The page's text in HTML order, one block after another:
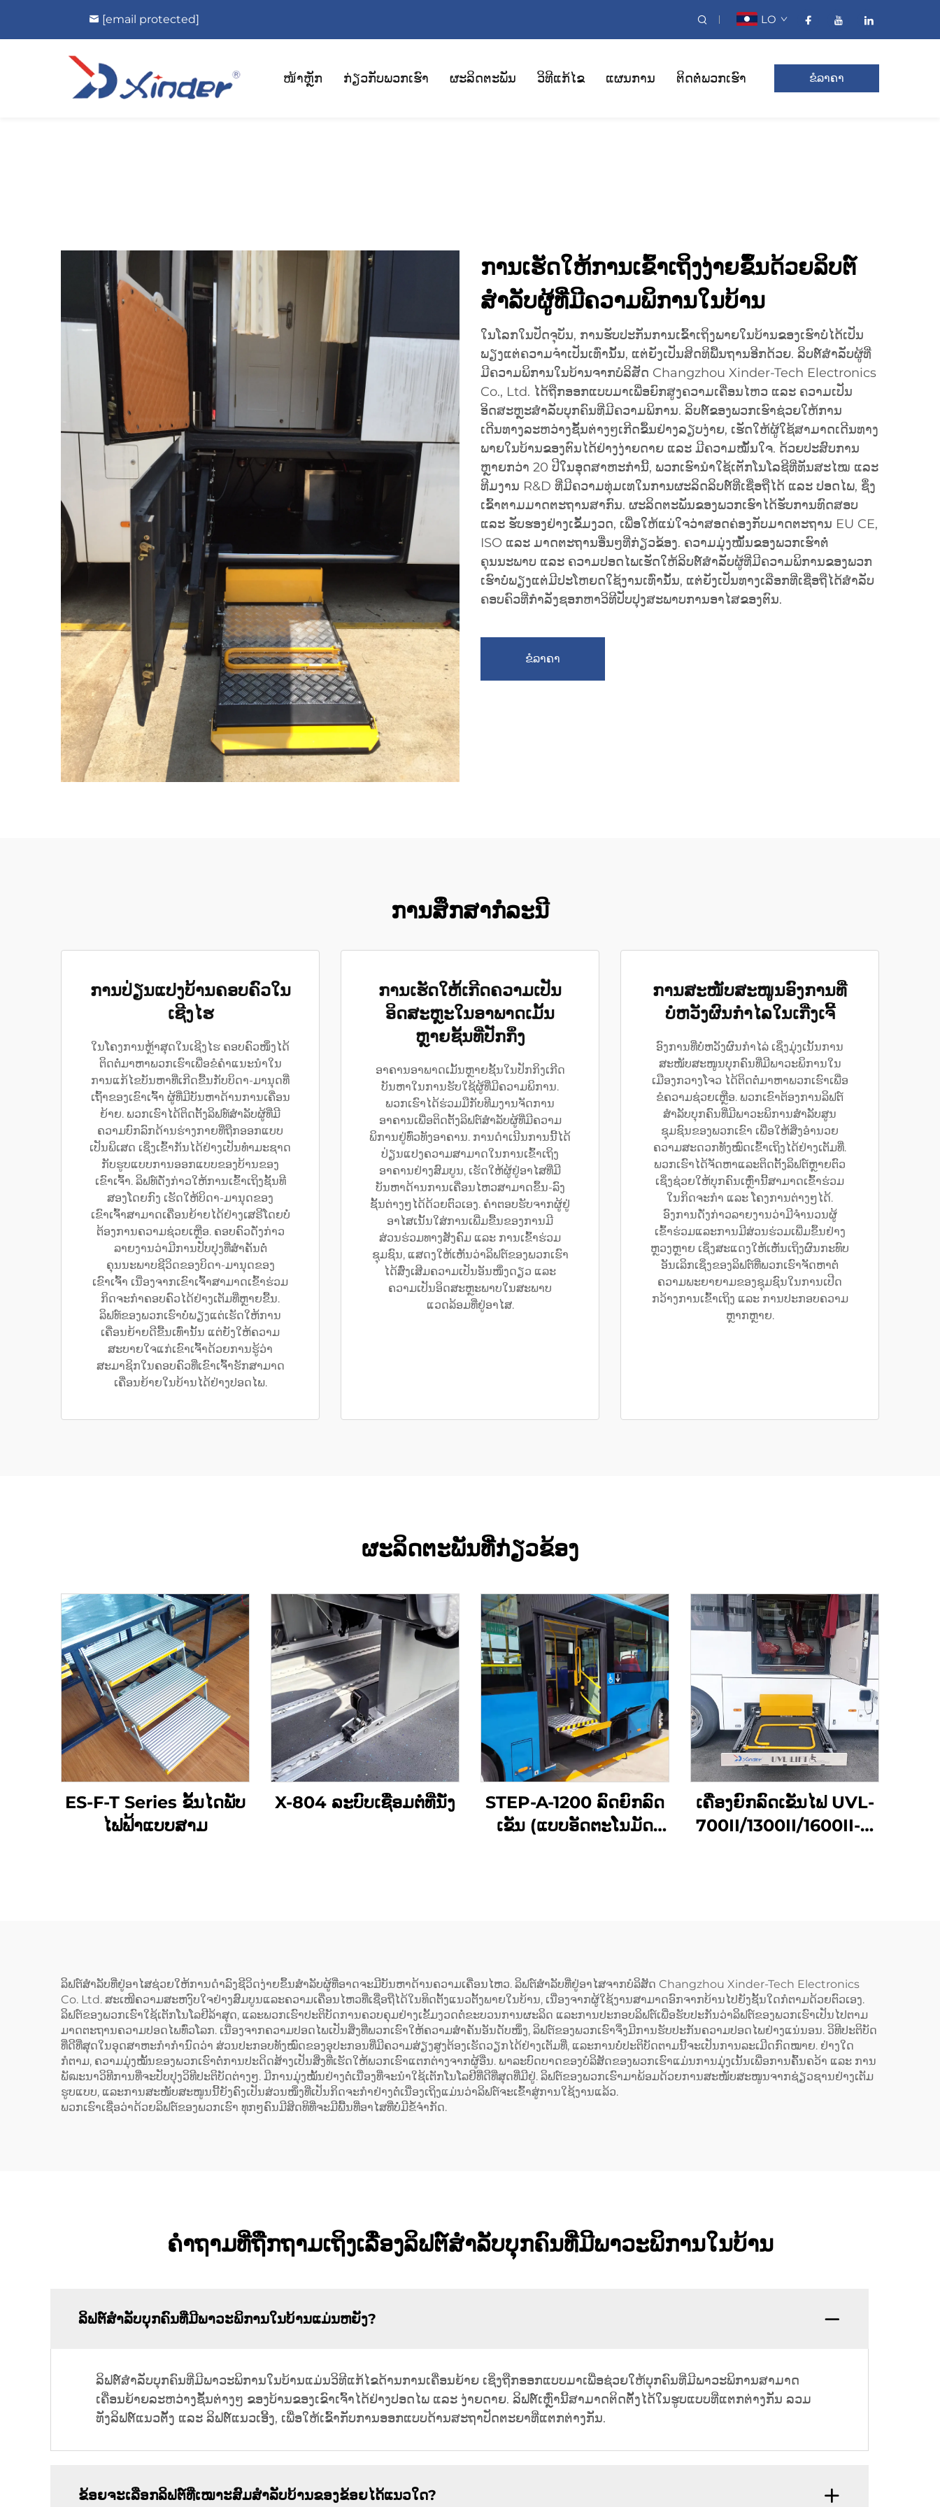
[email protected] LO
ໜ້າຫຼັກ ກ່ຽວກັບພວກເຮົາ ຜະລິດຕະພັນ ວິທີແກ້ໄຂ ແຜນການ ຕິດຕໍ່ພວກເຮົາ ຂໍລາຄາ
ການເຮັດໃຫ້ການເຂົ້າເຖິງງ່າຍຂຶ້ນດ້ວຍລິບຕ໌
ສຳລັບຜູ້ທີ່ມີຄວາມພິການໃນບ້ານ
ໃນໂລກໃນປັດຈຸບັນ, ການຮັບປະກັນການເຂົ້າເຖິງພາຍໃນບ້ານຂອງເຮົາບໍ່ໄດ້ເປັນ
ພຽງແຕ່ຄວາມຈຳເປັນເທົ່ານັ້ນ, ແຕ່ຍັງເປັນສິດທິພື້ນຖານອີກດ້ວຍ. ລິບຕ໌ສຳລັບຜູ້ທີ່
ມີຄວາມພິການໃນບ້ານຈາກບໍລິສັດ Changzhou Xinder-Tech Electronics
Co., Ltd. ໄດ້ຖືກອອກແບບມາເພື່ອຍົກສູງຄວາມເຄື່ອນໄຫວ ແລະ ຄວາມເປັນ
ອິດສະຫຼະສຳລັບບຸກຄົນທີ່ມີຄວາມພິການ. ລິບຕ໌ຂອງພວກເຮົາຊ່ວຍໃຫ້ການ
ເດີນທາງລະຫວ່າງຊັ້ນຕ່າງໆເກີດຂຶ້ນຢ່າງລຽບງ່າຍ, ເຮັດໃຫ້ຜູ້ໃຊ້ສາມາດເດີນທາງ
ພາຍໃນບ້ານຂອງຕົນໄດ້ຢ່າງງ່າຍດາຍ ແລະ ມີຄວາມໝັ້ນໃຈ. ດ້ວຍປະສົບການ
ຫຼາຍກວ່າ 20 ປີໃນອຸດສາຫະກຳນີ້, ພວກເຮົານຳໃຊ້ເຕັກໂນໂລຊີທີ່ທັນສະໄໝ ແລະ
ທີມງານ R&D ທີ່ມີຄວາມທຸ່ມເທໃນການຜະລິດລິບຕ໌ທີ່ເຊື່ອຖືໄດ້ ແລະ ປອດໄພ, ຊຶ່ງ
ເຂົ້າຕາມມາດຕະຖານສາກົນ. ຜະລິດຕະພັນຂອງພວກເຮົາໄດ້ຮັບການທົດສອບ
ແລະ ຮັບຮອງຢ່າງເຂັ້ມງວດ, ເພື່ອໃຫ້ແນ່ໃຈວ່າສອດຄ່ອງກັບມາດຕະຖານ EU CE,
ISO ແລະ ມາດຕະຖານອື່ນໆທີ່ກ່ຽວຂ້ອງ. ຄວາມມຸ່ງໝັ້ນຂອງພວກເຮົາຕໍ່
ຄຸນນະພາບ ແລະ ຄວາມປອດໄພເຮັດໃຫ້ລິບຕ໌ສຳລັບຜູ້ທີ່ມີຄວາມພິການຂອງພວກ
ເຮົາບໍ່ພຽງແຕ່ມີປະໂຫຍດໃຊ້ງານເທົ່ານັ້ນ, ແຕ່ຍັງເປັນທາງເລືອກທີ່ເຊື່ອຖືໄດ້ສຳລັບ
ຄອບຄົວທີ່ກຳລັງຊອກຫາວິທີປັບປຸງສະພາບການອາໄສຂອງຕົນ.
ຂໍລາຄາ
ການສຶກສາກໍລະນີ
ການປ່ຽນແປງບ້ານຄອບຄົວໃນ
ເຊີງໄຮ
ໃນໂຄງການຫຼ້າສຸດໃນເຊີງໄຮ ຄອບຄົວໜຶ່ງໄດ້
ຕິດຕໍ່ມາຫາພວກເຮົາເພື່ອຂໍຄຳແນະນຳໃນ
ການແກ້ໄຂບັນຫາທີ່ເກີດຂື້ນກັບບິດາ-ມານຸດທີ່
ເຖົ້າຂອງເຂົາເຈົ້າ ຜູ້ທີ່ມີບັນຫາດ້ານການເຄື່ອນ
ຍ້າຍ. ພວກເຮົາໄດ້ຕິດຕັ້ງລິຟທ໌ສຳລັບຜູ້ທີ່ມີ
ຄວາມບົກລົກດ້ານຮ່າງກາຍທີ່ຖືກອອກແບບ
ເປັນພິເສດ ເຊິ່ງເຂົ້າກັນໄດ້ຢ່າງເປັນທຳມະຊາດ
ກັບຮູບແບບການອອກແບບຂອງບ້ານຂອງ
ເຂົາເຈົ້າ. ລິຟທ໌ດັ່ງກ່າວໃຫ້ການເຂົ້າເຖິງຊັ້ນທີ
ສອງໂດຍກົງ ເຮັດໃຫ້ບິດາ-ມານຸດຂອງ
ເຂົາເຈົ້າສາມາດເຄື່ອນຍ້າຍໄດ້ຢ່າງເສຣີໂດຍບໍ່
ຕ້ອງການຄວາມຊ່ວຍເຫຼືອ. ຄອບຄົວດັ່ງກ່າວ
ລາຍງານວ່າມີການປັບປຸງທີ່ສຳຄັນຕໍ່
ຄຸນນະພາບຊີວິດຂອງບິດາ-ມານຸດຂອງ
ເຂົາເຈົ້າ ເນື່ອງຈາກເຂົາເຈົ້າສາມາດເຂົ້າຮ່ວມ
ກິດຈະກຳຄອບຄົວໄດ້ຢ່າງເຕັມທີ່ຫຼາຍຂື້ນ.
ລິຟທ໌ຂອງພວກເຮົາບໍ່ພຽງແຕ່ເຮັດໃຫ້ການ
ເຄື່ອນຍ້າຍດີຂື້ນເທົ່ານັ້ນ ແຕ່ຍັງໃຫ້ຄວາມ
ສະບາຍໃຈແກ່ເຂົາເຈົ້າດ້ວຍການຮູ້ວ່າ
ສະມາຊິກໃນຄອບຄົວທີ່ເຂົາເຈົ້າຮັກສາມາດ
ເຄື່ອນຍ້າຍໃນບ້ານໄດ້ຢ່າງປອດໄພ.
ການເຮັດໃຫ້ເກີດຄວາມເປັນ
ອິດສະຫຼະໃນອາພາດເມັ້ນ
ຫຼາຍຊັ້ນທີ່ປັກກິ່ງ
ອາຄານອາພາດເມັ້ນຫຼາຍຊັ້ນໃນປັກກິງເກີດ
ບັນຫາໃນການຮັບໃຊ້ຜູ້ທີ່ມີຄວາມພິການ.
ພວກເຮົາໄດ້ຮ່ວມມືກັບທີມງານຈັດການ
ອາຄານເພື່ອຕິດຕັ້ງລິຟຕ໌ສຳລັບຜູ້ທີ່ມີຄວາມ
ພິການຢູ່ທົ່ວທັງອາຄານ. ການດຳເນີນການນີ້ໄດ້
ປ່ຽນແປງຄວາມສາມາດໃນການເຂົ້າເຖິງ
ອາຄານຢ່າງສົມບູນ, ເຮັດໃຫ້ຜູ້ຢູ່ອາໄສທີ່ມີ
ບັນຫາດ້ານການເຄື່ອນໄຫວສາມາດຂຶ້ນ-ລົງ
ຊັ້ນຕ່າງໆໄດ້ດ້ວຍຕົວເອງ. ຄຳຕອບຮັບຈາກຜູ້ຢູ່
ອາໄສເນັ້ນໃສ່ການເພີ່ມຂື້ນຂອງການມີ
ສ່ວນຮ່ວມທາງສັງຄົມ ແລະ ການເຂົ້າຮ່ວມ
ຊຸມຊົນ, ແສດງໃຫ້ເຫັນວ່າລິຟຕ໌ຂອງພວກເຮົາ
ໄດ້ສົ່ງເສີມຄວາມເປັນອັນໜຶ່ງດຽວ ແລະ
ຄວາມເປັນອິດສະຫຼະພາບໃນສະພາບ
ແວດລ້ອມທີ່ຢູ່ອາໄສ.
ການສະໜັບສະໜູນອົງການທີ່
ບໍ່ຫວັງຜົນກຳໄລໃນເກີ່ງເຈີ້
ອົງການທີ່ບໍ່ຫວັງຜົນກຳໄລ່ ເຊິ່ງມຸ່ງເນັ້ນການ
ສະໜັບສະໜູນບຸກຄົນທີ່ມີພາວະພິການໃນ
ເມືອງກວາງໂຈວ ໄດ້ຕິດຕໍ່ມາຫາພວກເຮົາເພື່ອ
ຂໍຄວາມຊ່ວຍເຫຼືອ. ພວກເຂົາຕ້ອງການລິຟຕ໌
ສຳລັບບຸກຄົນທີ່ມີພາວະພິການສຳລັບສູນ
ຊຸມຊົນຂອງພວກເຂົາ ເພື່ອໃຫ້ສິ່ງອຳນວຍ
ຄວາມສະດວກທັງໝົດເຂົ້າເຖິງໄດ້ຢ່າງເຕັມທີ່.
ພວກເຮົາໄດ້ຈັດຫາແລະຕິດຕັ້ງລິຟຕ໌ຫຼາຍຕົວ
ເຊິ່ງຊ່ວຍໃຫ້ບຸກຄົນເຫຼົ່ານີ້ສາມາດເຂົ້າຮ່ວມ
ໃນກິດຈະກຳ ແລະ ໂຄງການຕ່າງໆໄດ້.
ອົງການດັ່ງກ່າວລາຍງານວ່າມີຈຳນວນຜູ້
ເຂົ້າຮ່ວມແລະການມີສ່ວນຮ່ວມເພີ່ມຂຶ້ນຢ່າງ
ຫຼວງຫຼາຍ ເຊິ່ງສະແດງໃຫ້ເຫັນເຖິງຜົນກະທົບ
ອັນເລິກເຊິ່ງຂອງລິຟຕ໌ທີ່ພວກເຮົາຈັດຫາຕໍ່
ຄວາມພະຍາຍາມຂອງຊຸມຊົນໃນການເປີດ
ກວ້າງການເຂົ້າເຖິງ ແລະ ການປະກອບຄວາມ
ຫຼາກຫຼາຍ.
ຜະລິດຕະພັນທີ່ກ່ຽວຂ້ອງ
ES-F-T Series ຂັ້ນໄດພັບ
ໄຟຟ້າແບບສາມ
X-804 ລະບົບເຊື່ອມຕໍ່ທີ່ນັ່ງ
STEP-A-1200 ລົດຍົກລົດ
ເຂັນ (ແບບອັດຕະໂນມັດ
ເຄື່ອງຍົກລົດເຂັນໄຟ UVL-
700II/1300II/1600II-H
ລິຟຕ໌ສຳລັບທີ່ຢູ່ອາໄສຊ່ວຍໃຫ້ການດຳລົງຊີວິດງ່າຍຂຶ້ນສຳລັບຜູ້ທີ່ອາດຈະມີບັນຫາດ້ານຄວາມເຄື່ອນໄຫວ. ລິຟຕ໌ສຳລັບທີ່ຢູ່ອາໄສຈາກບໍລິສັດ Changzhou Xinder-Tech Electronics
Co. Ltd. ສະເໜີຄວາມສະຫງົບໃຈຢ່າງສົມບູນແລະຄວາມເຄື່ອນໄຫວທີ່ເຊື່ອຖືໄດ້ໃນທິດຕັ້ງແນວຕັ້ງພາຍໃນບ້ານ, ເນື່ອງຈາກຜູ້ໃຊ້ງານສາມາດອົກຈາກບ້ານໄປຍັງຊັ້ນໃດກໍຕາມດ້ວຍຕົວເອງ.
ລິຟຕ໌ຂອງພວກເຮົາໃຊ້ເຕັກໂນໂລຢີລ້າສຸດ, ແລະພວກເຮົາປະຕິບັດການຄວບຄຸມຢ່າງເຂັ້ມງວດຕໍ່ຂະບວນການຜະລິດ ແລະການປະກອບລິຟຕ໌ເພື່ອຮັບປະກັນວ່າລິຟຕ໌ຂອງພວກເຮົາເປັນໄປຕາມ
ມາດຕະຖານຄວາມປອດໄພທົ່ວໂລກ. ເນື່ອງຈາກຄວາມປອດໄພເປັນສິ່ງທີ່ພວກເຮົາໃຫ້ຄວາມສຳຄັນອັນດັບໜຶ່ງ, ລິຟຕ໌ຂອງພວກເຮົາຈຶ່ງມີການຮັບປະກັນຄວາມປອດໄພຢ່າງແນ່ນອນ. ວິທີປະຕິບັດ
ທີ່ດີທີ່ສຸດໃນອຸດສາຫະກຳກຳນົດວ່າ ສ່ວນປະກອບທັງໝົດຂອງອຸປະກອນທີ່ມີຄວາມສ່ຽງສູງຕ້ອງເຮັດວຽກໄດ້ຢ່າງເຕັມທີ່, ແລະການບໍ່ປະຕິບັດຕາມນີ້ຈະເປັນການລະເມີດກົດໝາຍ. ຢ່າງໃດ
ກໍຕາມ, ຄວາມມຸ່ງໝັ້ນຂອງພວກເຮົາຕໍ່ການປະດິດສ້າງເປັນສິ່ງທີ່ເຮັດໃຫ້ພວກເຮົາແຕກຕ່າງຈາກຜູ້ອື່ນ. ພາລະບົດບາດຂອງບໍລິສັດຂອງພວກເຮົາແມ່ນການມຸ່ງເນັ້ນເພື່ອການຄົ້ນຄວ້າ ແລະ ການ
ພັฒະນາວິທີການທີ່ຈະປັບປຸງວິທີປະຕິບັດຕ່າງໆ. ມີການມຸ່ງໝັ້ນຢ່າງຕໍ່ເນື່ອງທີ່ຈະນຳໃຊ້ເຕັກໂນໂລຢີທີ່ດີທີ່ສຸດທີ່ມີຢູ່. ລິຟຕ໌ຂອງພວກເຮົາມາພ້ອມດ້ວຍການສະໜັບສະໜູນຈາກຊ່ຽວຊານຢ່າງເຕັມ
ຮູບແບບ, ແລະການສະໜັບສະໜູນນີ້ຍັງຄົງເປັນສ່ວນໜຶ່ງທີ່ເປັນກິດຈະກຳຢ່າງຕໍ່ເນື່ອງເຖິງແມ່ນວ່າລິຟຕ໌ຈະເຂົ້າສູ່ການໃຊ້ງານແລ້ວ.
ພວກເຮົາເຊື່ອວ່າດ້ວຍລິຟຕ໌ຂອງພວກເຮົາ ທຸກໆຄົນມີສິດທິທີ່ຈະມີພື້ນທີ່ອາໄສທີ່ບໍ່ມີຂໍ້ຈຳກັດ.
ຄຳຖາມທີ່ຖືກຖາມເຖິງເລື່ອງລິຟຕ໌ສຳລັບບຸກຄົນທີ່ມີພາວະພິການໃນບ້ານ
ລິຟຕ໌ສຳລັບບຸກຄົນທີ່ມີພາວະພິການໃນບ້ານແມ່ນຫຍັງ?
ລິຟຕ໌ສຳລັບບຸກຄົນທີ່ມີພາວະພິການໃນບ້ານແມ່ນວິທີແກ້ໄຂດ້ານການເຄື່ອນຍ້າຍ ເຊິ່ງຖືກອອກແບບມາເພື່ອຊ່ວຍໃຫ້ບຸກຄົນທີ່ມີພາວະພິການສາມາດ
ເຄື່ອນຍ້າຍລະຫວ່າງຊັ້ນຕ່າງໆ ຂອງບ້ານຂອງເຂົາເຈົ້າໄດ້ຢ່າງປອດໄພ ແລະ ງ່າຍດາຍ. ລິຟຕ໌ເຫຼົ່ານີ້ສາມາດຕິດຕັ້ງໄດ້ໃນຮູບແບບທີ່ແຕກຕ່າງກັນ ລວມ
ທັງລິຟຕ໌ແນວຕັ້ງ ແລະ ລິຟຕ໌ແນວເອີ້ງ, ເພື່ອໃຫ້ເຂົ້າກັບການອອກແບບດ້ານສະຖາປັດຕະຍາທີ່ແຕກຕ່າງກັນ.
ຂ້ອຍຈະເລືອກລິຟຕ໌ທີ່ເໝາະສົມສຳລັບບ້ານຂອງຂ້ອຍໄດ້ແນວໃດ?